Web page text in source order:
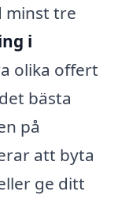
minst tre
i
olika offert
bästa
på
att byta
ge ditt